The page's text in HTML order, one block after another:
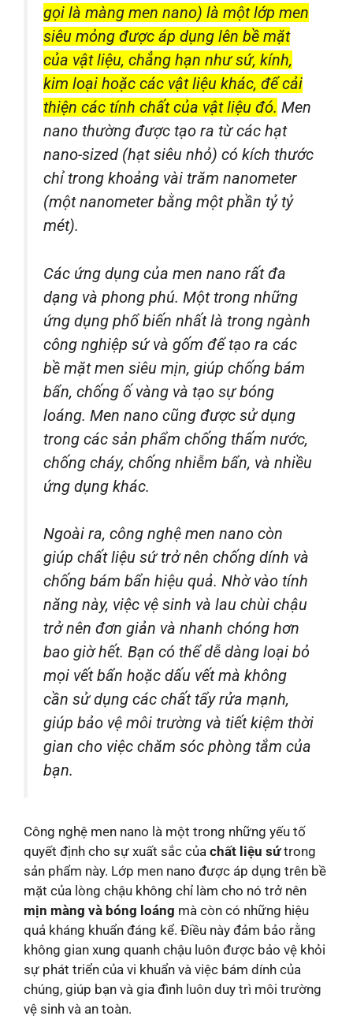
gọi là màng men nano) là một lớp men
siêu mỏng được áp dụng lên bề mặt
của vật liệu, chẳng hạn như sứ, kính,
kim loại hoặc các vật liệu khác, để cải
thiện các tính chất của vật liệu đó. Men
nano thường được tạo ra từ các hạt
nano-sized (hạt siêu nhỏ) có kích thước
chỉ trong khoảng vài trăm nanometer
(một nanometer bằng một phần tỷ tỷ
mét).
Các ứng dụng của men nano rất đa
dạng và phong phú. Một trong những
ứng dụng phổ biến nhất là trong ngành
công nghiệp sứ và gốm để tạo ra các
bề mặt men siêu mịn, giúp chống bám
bẩn, chống ố vàng và tạo sự bóng
loáng. Men nano cũng được sử dụng
trong các sản phẩm chống thấm nước,
chống cháy, chống nhiễm bẩn, và nhiều
ứng dụng khác.
Ngoài ra, công nghệ men nano còn
giúp chất liệu sứ trở nên chống dính và
chống bám bẩn hiệu quả. Nhờ vào tính
năng này, việc vệ sinh và lau chùi chậu
trở nên đơn giản và nhanh chóng hơn
bao giờ hết. Bạn có thể dễ dàng loại bỏ
mọi vết bẩn hoặc dấu vết mà không
cần sử dụng các chất tẩy rửa mạnh,
giúp bảo vệ môi trường và tiết kiệm thời
gian cho việc chăm sóc phòng tắm của
bạn.
Công nghệ men nano là một trong những yếu tố
quyết định cho sự xuất sắc của chất liệu sứtrong
sản phẩm này. Lớp men nano được áp dụng trên bề
mặt của lòng chậu không chỉ làm cho nó trở nên
mịn màng và bóng loáng mà còn có những hiệu
quả kháng khuẩn đáng kể. Điều này đảm bảo rằng
không gian xung quanh chậu luôn được bảo vệ khỏi
sự phát triển của vi khuẩn và việc bám dính của
chúng, giúp bạn và gia đình luôn duy trì môi trường
vệ sinh và an toàn.